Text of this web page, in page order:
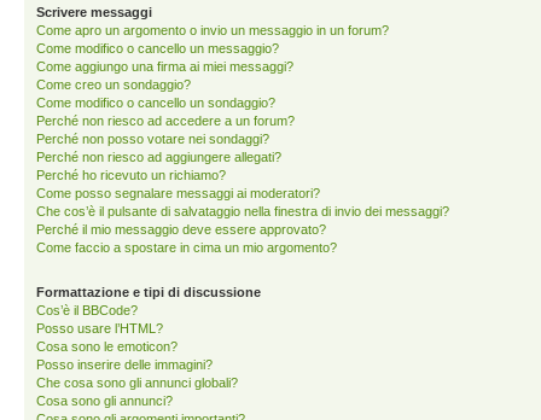
Scrivere messaggi
Come apro un argomento o invio un messaggio in un forum?
Come modifico o cancello un messaggio?
Come aggiungo una firma ai miei messaggi?
Come creo un sondaggio?
Come modifico o cancello un sondaggio?
Perché non riesco ad accedere a un forum?
Perché non posso votare nei sondaggi?
Perché non riesco ad aggiungere allegati?
Perché ho ricevuto un richiamo?
Come posso segnalare messaggi ai moderatori?
Che cos’è il pulsante di salvataggio nella finestra di invio dei messaggi?
Perché il mio messaggio deve essere approvato?
Come faccio a spostare in cima un mio argomento?
Formattazione e tipi di discussione
Cos’è il BBCode?
Posso usare l’HTML?
Cosa sono le emoticon?
Posso inserire delle immagini?
Che cosa sono gli annunci globali?
Cosa sono gli annunci?